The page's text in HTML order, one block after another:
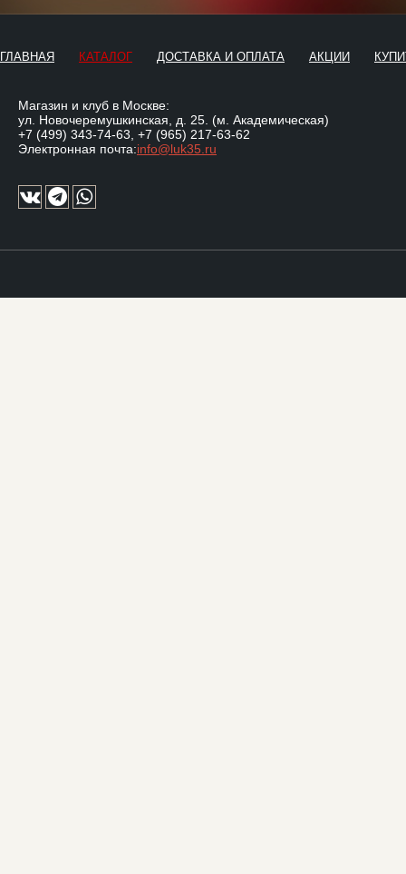
ГЛАВНАЯ КАТАЛОГ ДОСТАВКА И ОПЛАТА АКЦИИ
Магазин и клуб в Москве:
ул. Новочеремушкинская, д. 25. (м. Академическая)
+7 (499) 343-74-63 +7 (965) 217-63-62
Электронная почта:info@luk35.ru